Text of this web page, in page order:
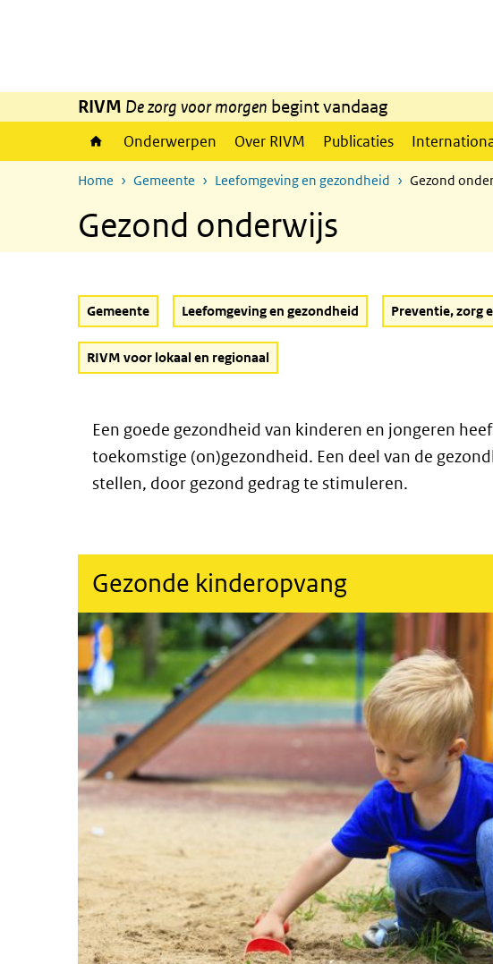
RIVM De zorg voor morgen begint vandaag
Onderwerpen Over RIVM Publicaties
Home Gemeente Leefomgeving en gezondheid Gezond
Gezond onderwijs
Gemeente Leefomgeving en gezondheid Preventie, zorg
RIVM voor lokaal en regionaal
Een goede gezondheid van kinderen en jongeren
toekomstige (on)gezondheid. Een deel van de
stellen, door gezond gedrag te stimuleren.
Gezonde kinderopvang